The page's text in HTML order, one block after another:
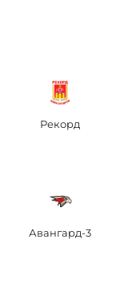
Рекорд
Авангард-3